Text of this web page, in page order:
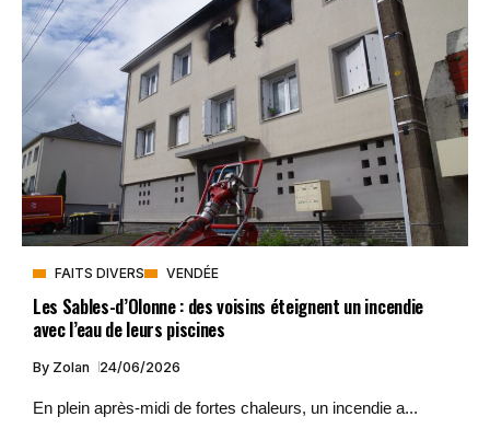
FAITS DIVERS VENDÉE
Les Sables-d’Olonne : des voisins éteignent un incendie
avec l’eau de leurs piscines
By Zolan 24/06/2026
En plein après-midi de fortes chaleurs, un incendie a...